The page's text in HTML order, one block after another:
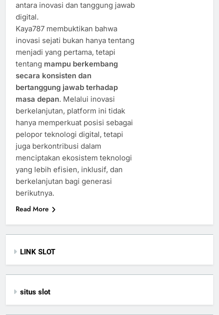
antara inovasi dan tanggung jawab
digital.
Kaya787 membuktikan bahwa
inovasi sejati bukan hanya tentang
menjadi yang pertama, tetapi
tentang mampu berkembang
secara konsisten dan
bertanggung jawab terhadap
masa depan. Melalui inovasi
berkelanjutan, platform ini tidak
hanya memperkuat posisi sebagai
pelopor teknologi digital, tetapi
juga berkontribusi dalam
menciptakan ekosistem teknologi
yang lebih efisien, inklusif, dan
berkelanjutan bagi generasi
berikutnya.
Read More
LINK SLOT
situs slot